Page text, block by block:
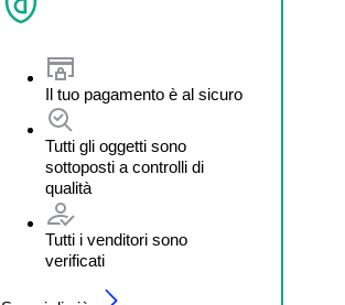
Il tuo pagamento è al sicuro
Tutti gli oggetti sono
sottoposti a controlli di
qualità
Tutti i venditori sono
verificati